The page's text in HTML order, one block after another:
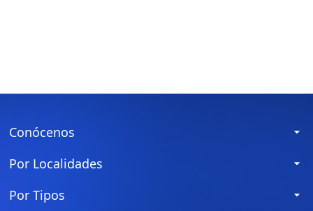
Conócenos
Por Localidades
Por Tipos